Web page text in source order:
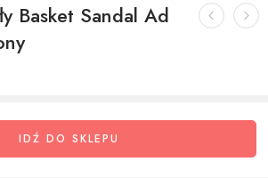
Basket Sandal Ad
IDŹ DO SKLEPU